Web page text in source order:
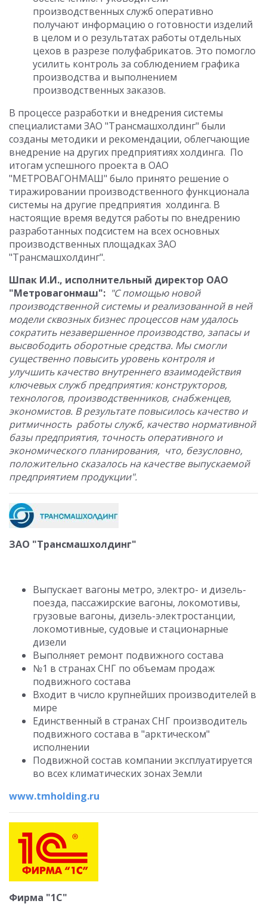
производственных служб оперативно
получают информацию о готовности изделий
в целом и о результатах работы отдельных
цехов в разрезе полуфабрикатов. Это помогло
усилить контроль за соблюдением графика
производства и выполнением
производственных заказов.
В процессе разработки и внедрения системы
специалистами ЗАО "Трансмашхолдинг" были
созданы методики и рекомендации, облегчающие
внедрение на других предприятиях холдинга. По
итогам успешного проекта в ОАО
"МЕТРОВАГОНМАШ" было принято решение о
тиражировании производственного функционала
системы на другие предприятия холдинга. В
настоящие время ведутся работы по внедрению
разработанных подсистем на всех основных
производственных площадках ЗАО
"Трансмашхолдинг".
Шпак И.И., исполнительный директор ОАО
"Метровагонмаш": "С помощью новой
производственной системы и реализованной в ней
модели сквозных бизнес процессов нам удалось
сократить незавершенное производство, запасы и
высвободить оборотные средства. Мы смогли
существенно повысить уровень контроля и
улучшить качество внутреннего взаимодействия
ключевых служб предприятия: конструкторов,
технологов, производственников, снабженцев,
экономистов. В результате повысилось качество и
ритмичность работы служб, качество нормативной
базы предприятия, точность оперативного и
экономического планирования, что, безусловно,
положительно сказалось на качестве выпускаемой
предприятием продукции".
ЗАО "Трансмашхолдинг"
Выпускает вагоны метро, электро- и дизель-
поезда, пассажирские вагоны, локомотивы,
грузовые вагоны, дизель-электростанции,
локомотивные, судовые и стационарные
дизели
Выполняет ремонт подвижного состава
№1 в странах СНГ по объемам продаж
подвижного состава
Входит в число крупнейших производителей в
мире
Единственный в странах СНГ производитель
подвижного состава в "арктическом"
исполнении
Подвижной состав компании эксплуатируется
во всех климатических зонах Земли
www.tmholding.ru
Фирма "1С"